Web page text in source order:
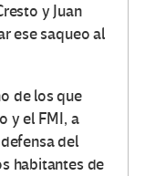
y Juan
ese saqueo al
de los que
y el FMI, a
del
habitantes de